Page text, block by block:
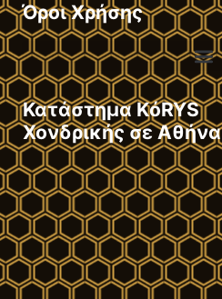
Όροι Χρήσης
Κατάστημα KόRYS
Χονδρικής σε Αθήνα